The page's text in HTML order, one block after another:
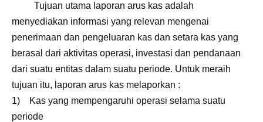
Tujuan utama laporan arus kas adalah
menyediakan informasi yang relevan mengenai
penerimaan dan pengeluaran kas dan setara kas yang
berasal dari aktivitas operasi, investasi dan pendanaan
dari suatu entitas dalam suatu periode. Untuk meraih
tujuan itu, laporan arus kas melaporkan :
1) Kas yang mempengaruhi operasi selama suatu
periode